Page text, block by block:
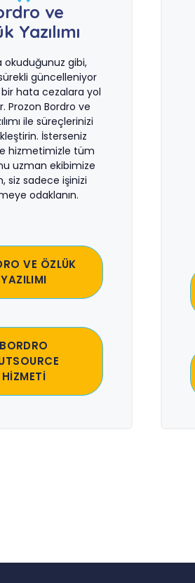
ve
Yazılımı
okuduğunuz gibi,
güncelleniyor
hata cezalara yol
Prozon Bordro ve
ile süreçlerinizi
İsterseniz
hizmetimizle tüm
uzman ekibimize
siz sadece işinizi
odaklanın.
VE ÖZLÜK
YAZILIMI
BORDRO
HİZMETİ